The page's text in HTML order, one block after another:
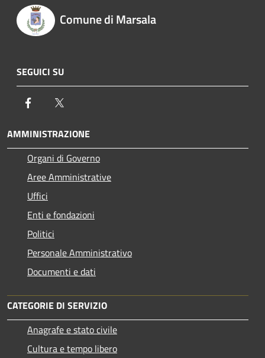
Comune di Marsala
SEGUICI SU
Facebook
AMMINISTRAZIONE
Organi di Governo
Aree Amministrative
Uffici
Enti e fondazioni
Politici
Personale Amministrativo
Documenti e dati
CATEGORIE DI SERVIZIO
Anagrafe e stato civile
Cultura e tempo libero